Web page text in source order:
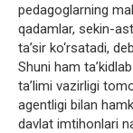
pedagoglarning
qadamlar, sekin-
ta’sir ko‘rsatadi,
Shuni ham
ta’limi vazirligi
agentligi bilan
davlat imtihonlari